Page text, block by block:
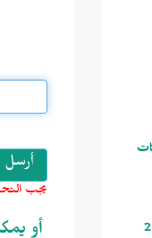
الوزاري رقم (27910
يجب
أو